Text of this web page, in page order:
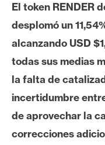
t
c
o
i
E
El token RENDER
desplomó un
alcanzando USD
todas sus medias
la falta de
incertidumbre
de aprovechar la
correcciones